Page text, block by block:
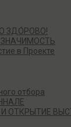
ЗДО́РОВО!
в Проекте
отбора
ОТКРЫТИЕ